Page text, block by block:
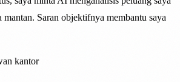
mantan. Saran objektifnya membantu saya
kantor